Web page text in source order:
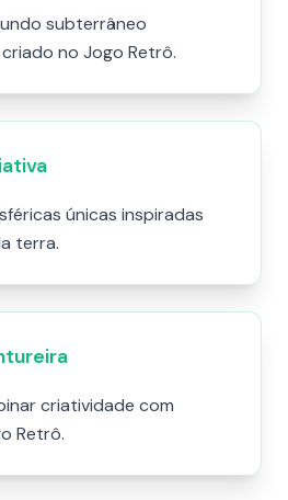
subterrâneo
no Jogo Retrô.
únicas inspiradas
terra.
criatividade com
Retrô.